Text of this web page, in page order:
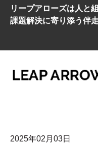
リープアローズは人と
課題解決に寄り添う伴
2025年02月03日